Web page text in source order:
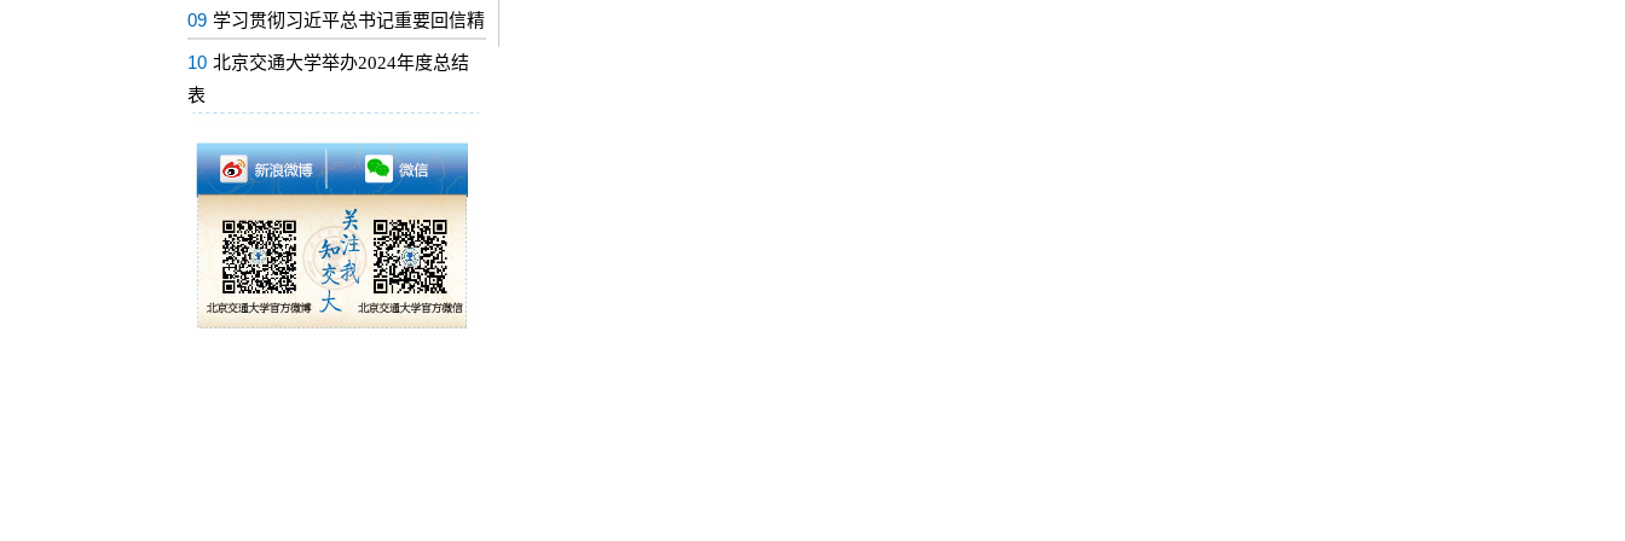
09 学习贯彻习近平总书记重要回信精
10 北京交通大学举办2024年度总结
表